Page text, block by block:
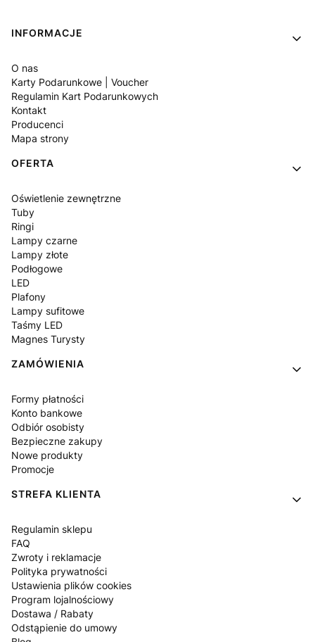
Linki w stopce
INFORMACJE
O nas
Karty Podarunkowe | Voucher
Regulamin Kart Podarunkowych
Kontakt
Producenci
Mapa strony
OFERTA
Oświetlenie zewnętrzne
Tuby
Ringi
Lampy czarne
Lampy złote
Podłogowe
LED
Plafony
Lampy sufitowe
Taśmy LED
Magnes Turysty
ZAMÓWIENIA
Formy płatności
Konto bankowe
Odbiór osobisty
Bezpieczne zakupy
Nowe produkty
Promocje
STREFA KLIENTA
Regulamin sklepu
FAQ
Zwroty i reklamacje
Polityka prywatności
Ustawienia plików cookies
Program lojalnościowy
Dostawa / Rabaty
Odstąpienie do umowy